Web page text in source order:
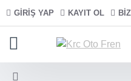
GIRIŞ YAP KAYIT OL